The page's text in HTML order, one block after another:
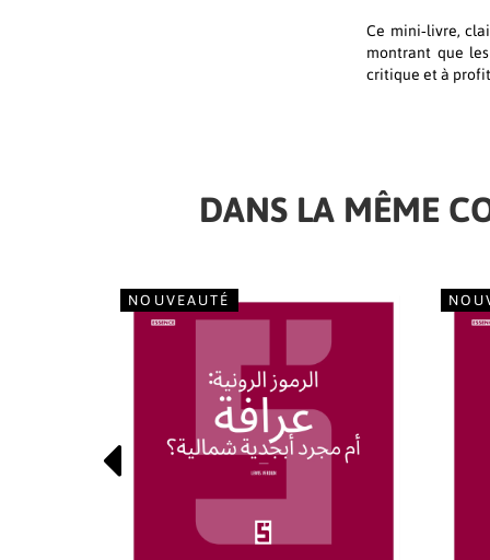
Ce mini‑livre,
montrant que
critique et à
DANS LA MÊME
NOUVEAUTÉ